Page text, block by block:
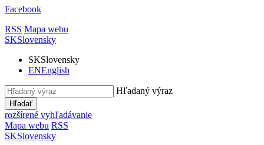
Facebook
RSS Mapa webu
SKSlovensky
SKSlovensky
ENEnglish
Hľadaný výraz
Hľadať
rozšírené vyhľadávanie
Mapa webu RSS
SKSlovensky